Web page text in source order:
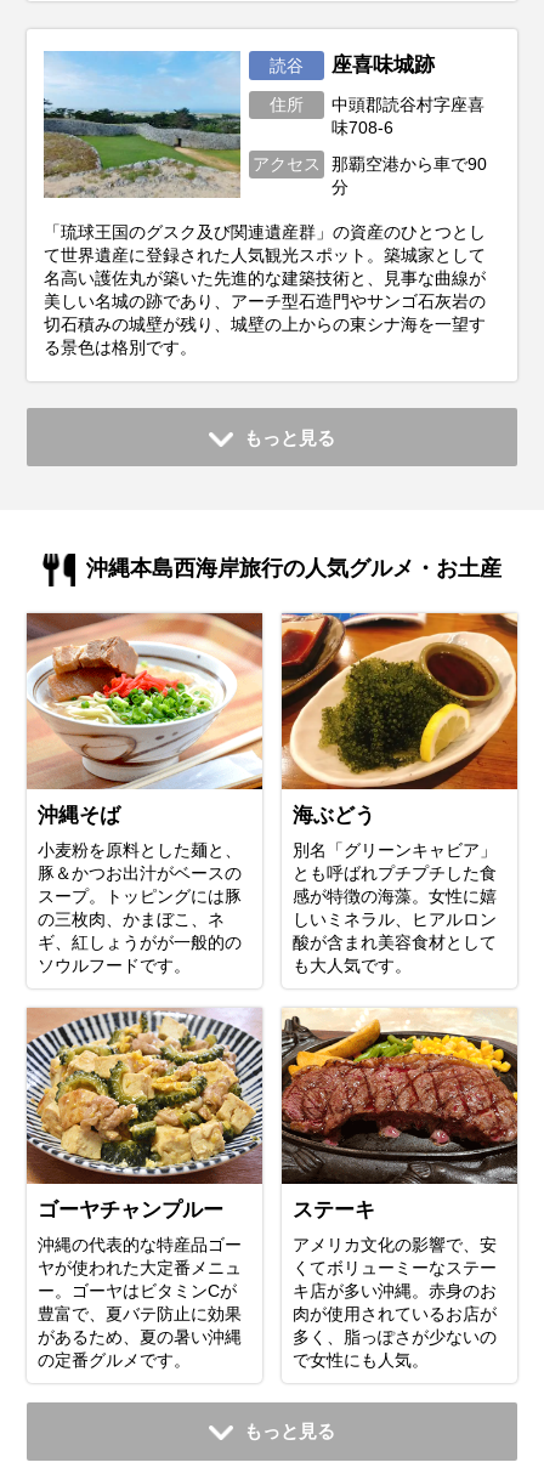
読谷 座喜味城跡
住所
中頭郡読谷村字座喜
味708-6
アクセス
那覇空港から車で90
分
「琉球王国のグスク及び関連遺産群」の資産のひとつとし
て世界遺産に登録された人気観光スポット。築城家として
名高い護佐丸が築いた先進的な建築技術と、見事な曲線が
美しい名城の跡であり、アーチ型石造門やサンゴ石灰岩の
切石積みの城壁が残り、城壁の上からの東シナ海を一望す
る景色は格別です。
もっと見る
沖縄本島西海岸旅行の人気グルメ・お土産
沖縄そば
小麦粉を原料とした麺と、
豚＆かつお出汁がベースの
スープ。トッピングには豚
の三枚肉、かまぼこ、ネ
ギ、紅しょうがが一般的の
ソウルフードです。
海ぶどう
別名「グリーンキャビア」
とも呼ばれプチプチした食
感が特徴の海藻。女性に嬉
しいミネラル、ヒアルロン
酸が含まれ美容食材として
も大人気です。
ゴーヤチャンプルー
沖縄の代表的な特産品ゴー
ヤが使われた大定番メニュ
ー。ゴーヤはビタミンCが
豊富で、夏バテ防止に効果
があるため、夏の暑い沖縄
の定番グルメです。
ステーキ
アメリカ文化の影響で、安
くてボリューミーなステー
キ店が多い沖縄。赤身のお
肉が使用されているお店が
多く、脂っぽさが少ないの
で女性にも人気。
もっと見る